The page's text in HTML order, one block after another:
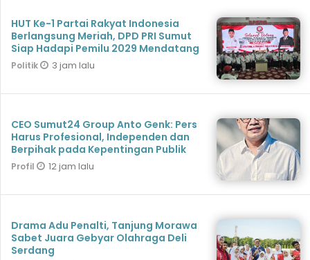
HUT Ke-1 Partai Rakyat Indonesia
Berlangsung Meriah, DPD PRI Sumut
Siap Hadapi Pemilu 2029 Mendatang
Politik 3 jam lalu
CEO Sumut24 Group Anto Genk: Pers
Harus Profesional, Independen dan
Berpihak pada Kepentingan Publik
Profil 12 jam lalu
Drama Adu Penalti, Tanjung Morawa
Sabet Juara Gebyar Olahraga Deli
Serdang